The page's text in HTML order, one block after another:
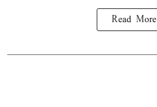
Read More